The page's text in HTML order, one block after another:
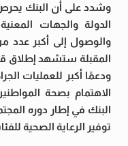
وشدد على أن البنك
الدولة والجهات
والوصول إلى أكبر عدد
المقبلة ستشهد
ودعمًا أكبر للعمليات
الاهتمام بصحة
البنك في إطار دوره
توفير الرعاية الصحية